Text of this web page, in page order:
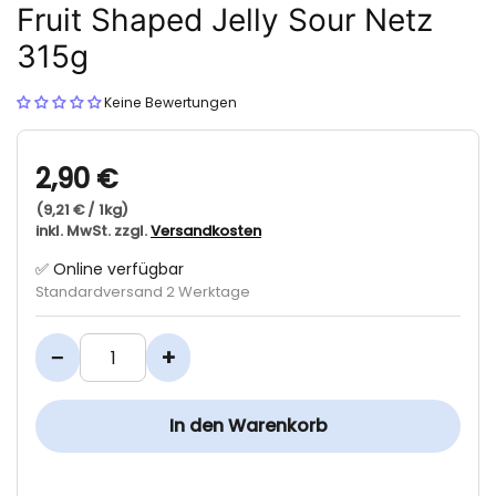
Fruit Shaped Jelly Sour Netz
315g
Keine Bewertungen
2,90 €
(9,21 € / 1kg)
inkl. MwSt. zzgl.Versandkosten
✅ Online verfügbar
Standardversand 2 Werktage
− +
In den Warenkorb